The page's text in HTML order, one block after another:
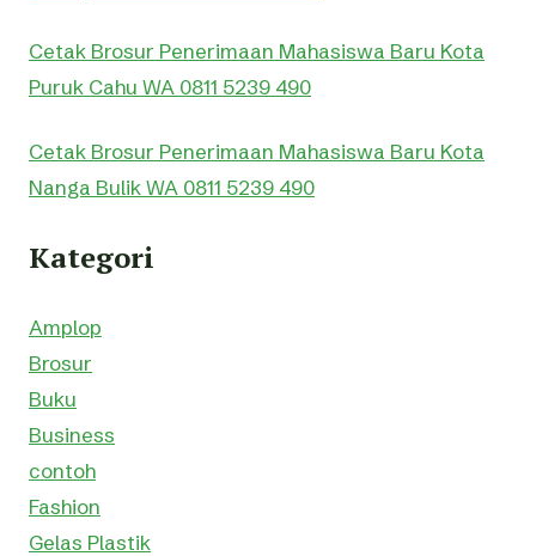
Cetak Brosur Penerimaan Mahasiswa Baru Kota
Puruk Cahu WA 0811 5239 490
Cetak Brosur Penerimaan Mahasiswa Baru Kota
Nanga Bulik WA 0811 5239 490
Kategori
Amplop
Brosur
Buku
Business
contoh
Fashion
Gelas Plastik